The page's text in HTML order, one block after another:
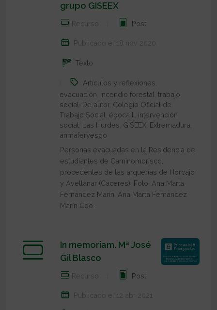
grupo GISEEX
Recurso Post
Publicado el 18 nov 2020
Texto
Artículos y reflexiones
evacuación incendio forestal trabajo
social De autor, Colegio Oficial de
Trabajo Social época II intervención
social Las Hurdes GISEEX Extremadura
anmaferyesgo
Personas evacuadas en la Residencia de
estudiantes de Caminomorisco,
procedentes de las arquerías de Horcajo
y Avellanar (Cáceres). Foto: Ana Marta
Fernández Marín. Ana Marta Fernández
Marín Coo...
In memoriam. Mª José
Gil Blasco
Recurso Post
Publicado el 12 abr 2021